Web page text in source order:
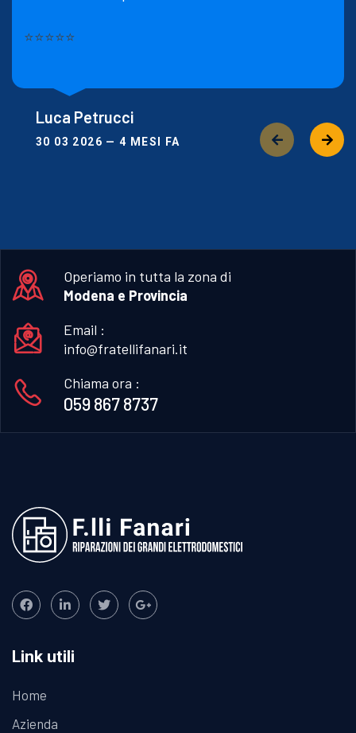
⭐⭐⭐⭐⭐
Luca Petrucci
30 03 2026 — 4 MESI FA
Operiamo in tutta la zona di
Modena e Provincia
Email :
info@fratellifanari.it
Chiama ora :
059 867 8737
Link utili
Home
Azienda